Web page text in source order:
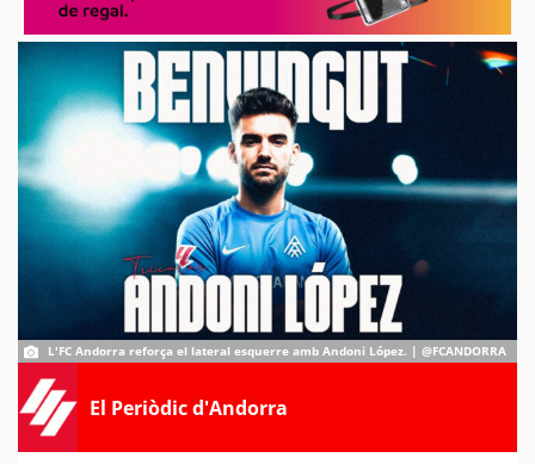
L'FC Andorra reforça el lateral esquerre amb Andoni López. | @FCANDORRA
El Periòdic d'Andorra